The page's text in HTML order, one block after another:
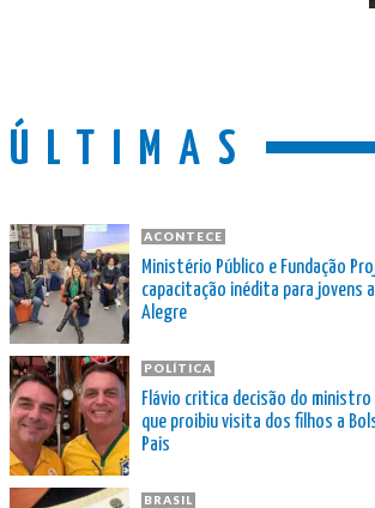
ÚLTIMAS
ACONTECE
Ministério Público e Fundação
capacitação inédita para jovens
Alegre
POLÍTICA
Flávio critica decisão do ministro
que proibiu visita dos filhos a
Pais
BRASIL